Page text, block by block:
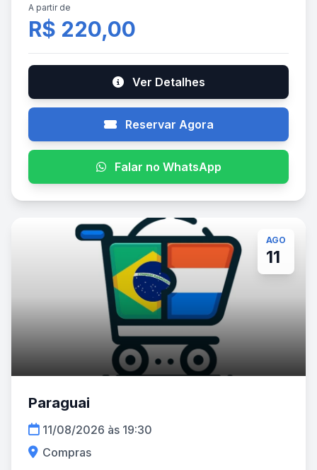
A partir de
R$ 220,00
Ver Detalhes
Reservar Agora
Falar no WhatsApp
AGO
11
Paraguai
11/08/2026 às 19:30
Compras